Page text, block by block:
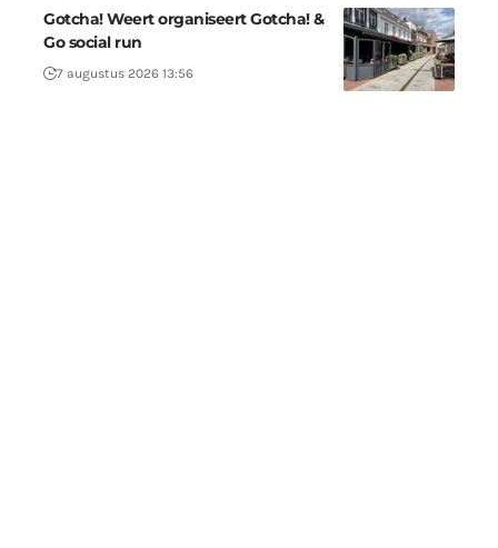
Gotcha! Weert organiseert Gotcha! &
Go social run
7 augustus 2026 13:56